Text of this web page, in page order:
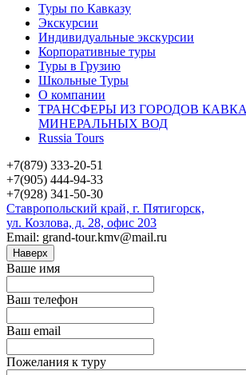
Туры по Кавказу
Экскурсии
Индивидуальные экскурсии
Корпоративные туры
Туры в Грузию
Школьные Туры
О компании
ТРАНСФЕРЫ ИЗ ГОРОДОВ
МИНЕРАЛЬНЫХ ВОД
Russia Tours
+7(879) 333-20-51
+7(905) 444-94-33
+7(928) 341-50-30
Ставропольский край, г. Пятигорск,
ул. Козлова, д. 28, офис 203
Email: grand-tour.kmv@mail.ru
Наверх
Ваше имя
Ваш телефон
Ваш email
Пожелания к туру